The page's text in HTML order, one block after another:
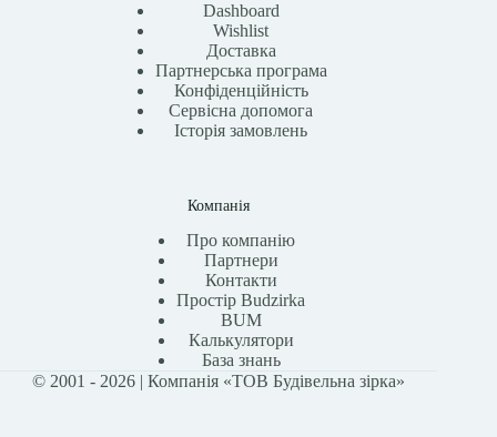
Dashboard
Wishlist
Доставка
Партнерська програма
Конфіденційність
Сервісна допомога
Історія замовлень
Компанія
Про компанію
Партнери
Контакти
Простір Budzirka
BUM
Калькулятори
База знань
© 2001 - 2026 | Компанія «ТОВ Будівельна зірка»